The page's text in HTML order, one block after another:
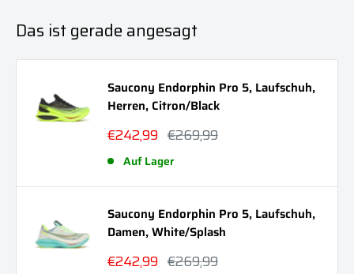
Das ist gerade angesagt
Saucony Endorphin Pro 5, Laufschuh,
Herren, Citron/Black
Sonderpreis
€242,99 Normalpreis
€269,99
Auf Lager
Saucony Endorphin Pro 5, Laufschuh,
Damen, White/Splash
Sonderpreis
€242,99 Normalpreis
€269,99